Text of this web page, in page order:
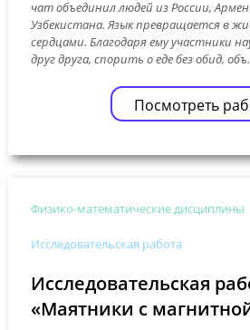
чат объединил людей из России,
Узбекистана. Язык превращается в
сердцами. Благодаря ему участники
друг друга, спорить о еде без обид,
Посмотреть
Физико-математические дисциплины
Исследовательская работа
Исследовательская
«Маятники с